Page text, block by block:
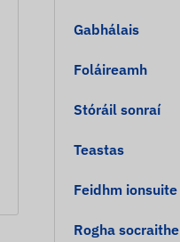
Gabhálais
Foláireamh
Stóráil sonraí
Teastas
Feidhm ionsuite
Rogha socraithe